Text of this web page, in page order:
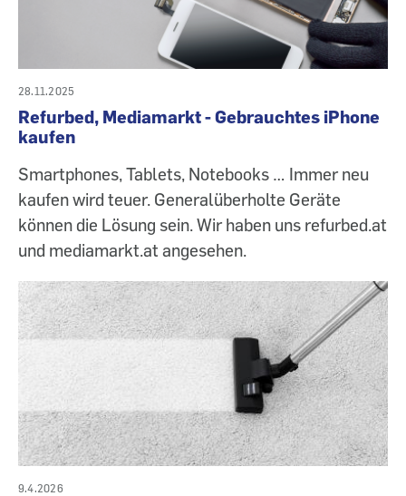
28.11.2025
Refurbed, Mediamarkt - Gebrauchtes iPhone
kaufen
Smartphones, Tablets, Notebooks … Immer neu
kaufen wird teuer. Generalüberholte Geräte
können die Lösung sein. Wir haben uns refurbed.at
und mediamarkt.at angesehen.
9.4.2026